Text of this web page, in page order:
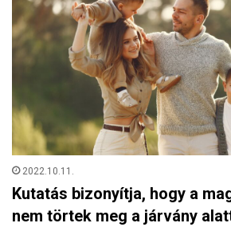
2022.10.11.
Kutatás bizonyítja, hogy a
nem törtek meg a járvány